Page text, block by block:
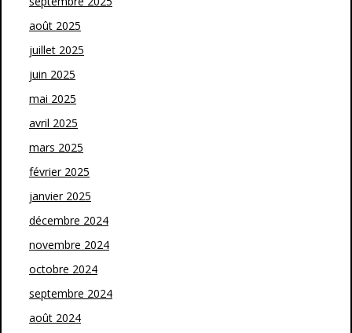
août 2025
juillet 2025
juin 2025
mai 2025
avril 2025
mars 2025
février 2025
janvier 2025
décembre 2024
novembre 2024
octobre 2024
septembre 2024
août 2024